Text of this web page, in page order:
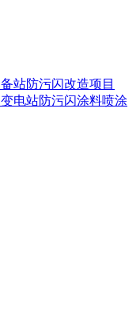
站防污闪改造项目
电站防污闪涂料喷涂